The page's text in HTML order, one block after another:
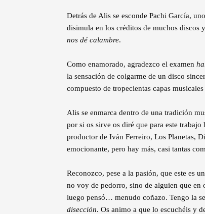
Detrás de Alis se esconde Pachi García,
disimula en los créditos de muchos discos
nos dé calambre.
Como enamorado, agradezco el examen
la sensación de colgarme de un disco
compuesto de tropecientas capas
Alis se enmarca dentro de una tradición
por si os sirve os diré que para este
productor de Iván Ferreiro, Los Planetas,
emocionante, pero hay más, casi tantas
Reconozco, pese a la pasión, que este es
no voy de pedorro, sino de alguien que en
luego pensó… menudo coñazo. Tengo la
disección. Os animo a que lo escuchéis y